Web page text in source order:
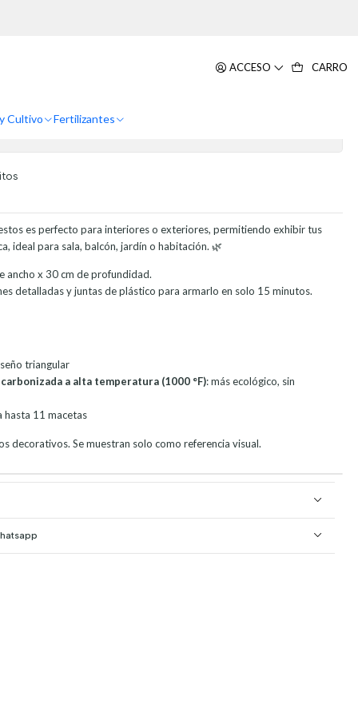
ACCESO CARRO
Cultivo Fertilizantes
Plantas En Madera Alto 11
es perfecto para interiores o exteriores, permitiendo exhibir tus
ideal para sala, balcón, jardín o habitación. 🌿
ancho x 30 cm de profundidad.
detalladas y juntas de plástico para armarlo en solo 15 minutos.
triangular
a alta temperatura (1000 °F): más ecológico, sin
11 macetas
decorativos. Se muestran solo como referencia visual.